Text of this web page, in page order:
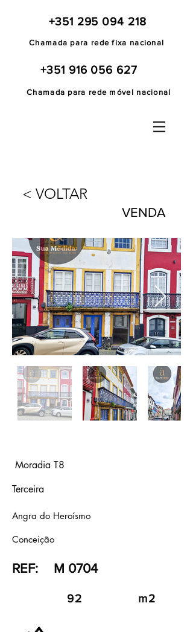
+351 295 094 218
Chamada para rede fixa nacional
+351 916 056 627
Chamada para rede móvel nacional
< VOLTAR
VENDA
Moradia T8
Terceira
Angra do Heroísmo
Conceição
REF: M 0704
92 m2